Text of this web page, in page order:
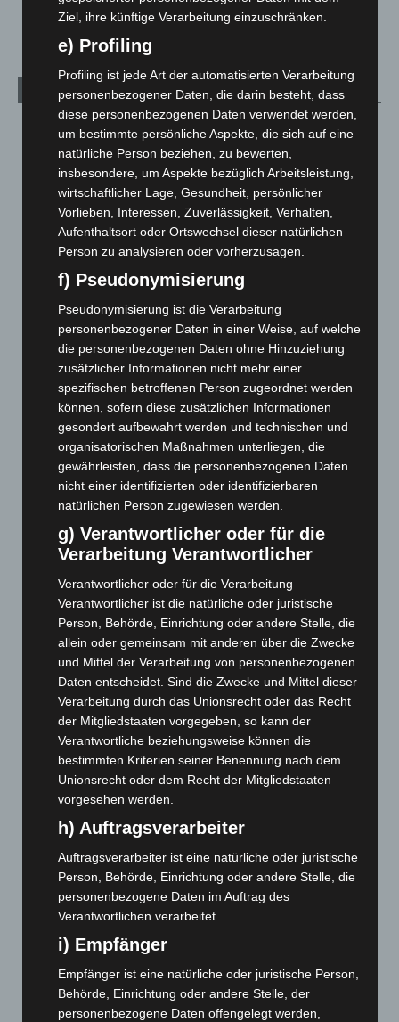
Archiv
August 2026(12)
Juli 2026(73)
Juni 2026(139)
Mai 2026(99)
April 2026(99)
Februar 2026(109)
Januar 2026(122)
Dezember 2025(103)
November 2025(114)
Oktober 2025(112)
September 2025(93)
August 2025(90)
Juli 2025(90)
Juni 2025(103)
Mai 2025(112)
April 2025(88)
März 2025(111)
Februar 2025(96)
Januar 2025(88)
Dezember 2024(89)
November 2024(94)
Oktober 2024(93)
September 2024(112)
August 2024(107)
Juli 2024(89)
Juni 2024(107)
Mai 2024
April 2024(102)
März 2024(103)
Januar 2024
(111)
Dezember 2023 (130)
November 2023(130)
Ziel, ihre künftige Verarbeitung einzuschränken.
e) Profiling
Profiling ist jede Art der automatisierten Verarbeitung
personenbezogener Daten, die darin besteht, dass
diese personenbezogenen Daten verwendet werden,
um bestimmte persönliche Aspekte, die sich auf eine
natürliche Person beziehen, zu bewerten,
insbesondere, um Aspekte bezüglich Arbeitsleistung,
wirtschaftlicher Lage, Gesundheit, persönlicher
Vorlieben, Interessen, Zuverlässigkeit, Verhalten,
Aufenthaltsort oder Ortswechsel dieser natürlichen
Person zu analysieren oder vorherzusagen.
f) Pseudonymisierung
Pseudonymisierung ist die Verarbeitung
personenbezogener Daten in einer Weise, auf welche
die personenbezogenen Daten ohne Hinzuziehung
zusätzlicher Informationen nicht mehr einer
spezifischen betroffenen Person zugeordnet werden
können, sofern diese zusätzlichen Informationen
gesondert aufbewahrt werden und technischen und
organisatorischen Maßnahmen unterliegen, die
gewährleisten, dass die personenbezogenen Daten
nicht einer identifizierten oder identifizierbaren
natürlichen Person zugewiesen werden.
g) Verantwortlicher oder für die
Verarbeitung Verantwortlicher
Verantwortlicher oder für die Verarbeitung
Verantwortlicher ist die natürliche oder juristische
Person, Behörde, Einrichtung oder andere Stelle, die
allein oder gemeinsam mit anderen über die Zwecke
und Mittel der Verarbeitung von personenbezogenen
Daten entscheidet. Sind die Zwecke und Mittel dieser
Verarbeitung durch das Unionsrecht oder das Recht
der Mitgliedstaaten vorgegeben, so kann der
Verantwortliche beziehungsweise können die
bestimmten Kriterien seiner Benennung nach dem
Unionsrecht oder dem Recht der Mitgliedstaaten
vorgesehen werden.
h) Auftragsverarbeiter
Auftragsverarbeiter ist eine natürliche oder juristische
Person, Behörde, Einrichtung oder andere Stelle, die
personenbezogene Daten im Auftrag des
Verantwortlichen verarbeitet.
i) Empfänger
Empfänger ist eine natürliche oder juristische Person,
Behörde, Einrichtung oder andere Stelle, der
personenbezogene Daten offengelegt werden,